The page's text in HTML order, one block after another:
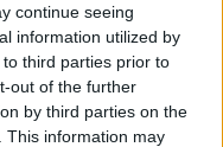
continue seeing
information utilized by
third parties prior to
out of the further
by third parties on the
This information may